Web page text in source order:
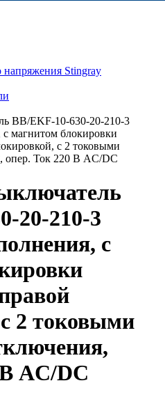
напряжения Stingray
BB/EKF-10-630-20-210-3
магнитом блокировки
с 2 токовыми
опер. Ток 220 В AC/DC
20-210-3
с
2 токовыми
AC/DC